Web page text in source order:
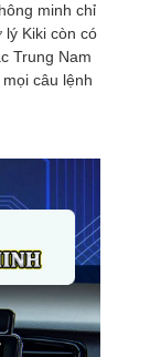
minh chỉ
Kiki còn có
Trung Nam
câu lệnh